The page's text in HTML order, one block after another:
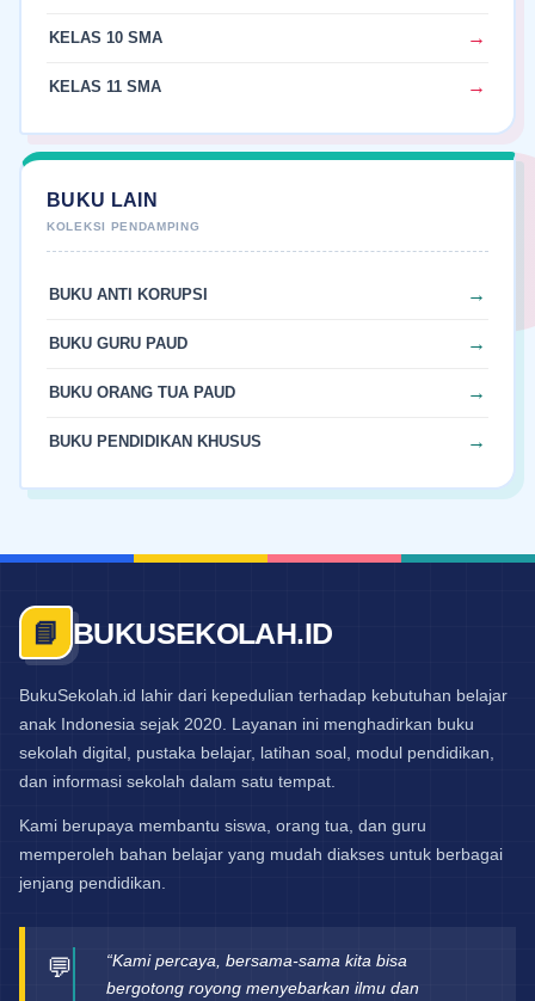
KELAS 10 SMA
KELAS 11 SMA
BUKU LAIN
BUKU ANTI KORUPSI
BUKU GURU PAUD
BUKU ORANG TUA PAUD
BUKU PENDIDIKAN KHUSUS
📘 BUKUSEKOLAH.ID
BukuSekolah.id lahir dari kepedulian terhadap kebutuhan belajar
anak Indonesia sejak 2020. Layanan ini menghadirkan buku
sekolah digital, pustaka belajar, latihan soal, modul pendidikan,
dan informasi sekolah dalam satu tempat.
Kami berupaya membantu siswa, orang tua, dan guru
memperoleh bahan belajar yang mudah diakses untuk berbagai
jenjang pendidikan.
💬
“Kami percaya, bersama-sama kita bisa
bergotong royong menyebarkan ilmu dan